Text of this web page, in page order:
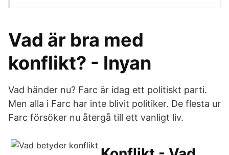
Vad är bra med
konflikt? - Inyan
Vad händer nu? Farc är idag ett politiskt parti.
Men alla i Farc har inte blivit politiker. De flesta ur
Farc försöker nu återgå till ett vanligt liv.